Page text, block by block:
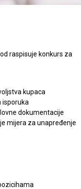
raspisuje konkurs za
kupaca
isporuka
dokumentacije
mijera za unapređenje